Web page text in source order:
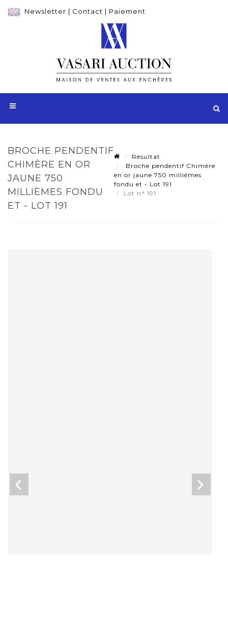
Newsletter | Contact | Paiement
BROCHE PENDENTIF
CHIMÈRE EN OR
JAUNE 750
MILLIÈMES FONDU
ET - LOT 191
Résultat
Broche pendentif Chimère
en or jaune 750 millièmes
fondu et - Lot 191
Lot n° 191